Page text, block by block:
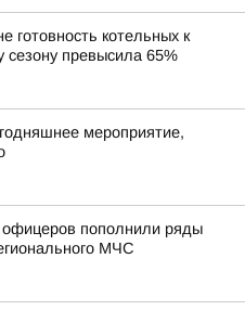
готовность котельных к
сезону превысила 65%
мероприятие,
пополнили ряды
МЧС